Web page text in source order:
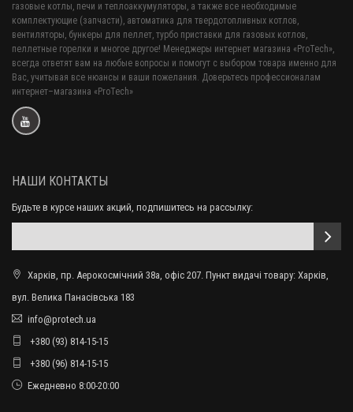
газовые котлы, печи и теплоаккумуляторы, а также все необходимые
комплектующие (запчасти), автоматика для твердотопливных котлов,
вентиляторы, бункеры для пеллет, турбо приставки для газовых котлов,
пеллетные горелки и многое другое! Менеджеры интернет магазина «ProTech»,
всегда ответят вам на любые вопросы и помогут с выбором товара именно для
Вас, учитывая все нюансы и ваши пожелания. Доверьтесь профессионалам
интернет–магазина «ProTech»
НАШИ КОНТАКТЫ
Будьте в курсе наших акций, подпишитесь на рассылку:
Харків, пр. Аерокосмічний 38а, офіс 207. Пункт видачі товару: Харків,
вул. Велика Панасівська 183
info@protech.ua
+380 (93) 814-15-15
+380 (96) 814-15-15
Ежедневно 8:00-20:00